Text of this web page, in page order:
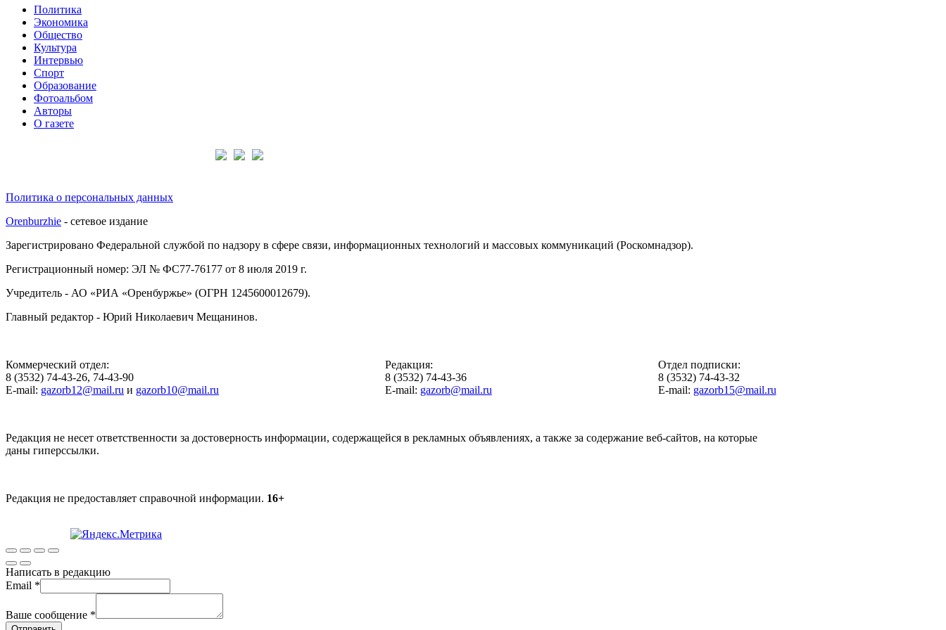
Политика
Экономика
Общество
Культура
Интервью
Спорт
Образование
Фотоальбом
Авторы
О газете
Политика о персональных данных
Orenburzhie - сетевое издание
Зарегистрировано Федеральной службой по надзору в сфере связи, информационных технологий и массовых коммуникаций (Роскомнадзор).
Регистрационный номер: ЭЛ № ФС77-76177 от 8 июля 2019 г.
Учредитель - АО «РИА «Оренбуржье» (ОГРН 1245600012679).
Главный редактор - Юрий Николаевич Мещанинов.
Коммерческий отдел:
8 (3532) 74-43-26, 74-43-90
E-mail: gazorb12@mail.ru и gazorb10@mail.ru
Редакция:
8 (3532) 74-43-36
E-mail: gazorb@mail.ru
Отдел подписки:
8 (3532) 74-43-32
E-mail: gazorb15@mail.ru
Редакция не несет ответственности за достоверность информации, содержащейся в рекламных объявлениях, а также за содержание веб-сайтов, на которые
даны гиперссылки.
Редакция не предоставляет справочной информации. 16+
Написать в редакцию
Email *
Ваше сообщение *